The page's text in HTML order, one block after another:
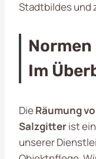
Stadtbildes und
Im
DieRäumung
Salzgitterist
unserer